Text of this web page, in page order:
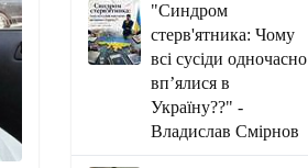
"Синдром
стерв'ятника: Чому
всі сусіди одночасно
вп’ялися в
Україну??" -
Владислав Смірнов